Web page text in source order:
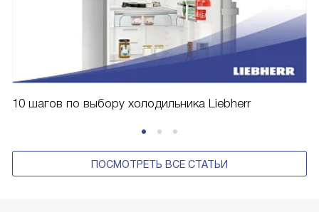
10 шагов по выбору холодильника Liebherr
ПОСМОТРЕТЬ ВСЕ СТАТЬИ